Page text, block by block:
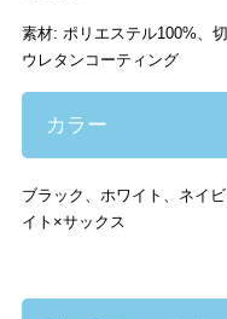
素材: ポリエステル100%、
ウレタンコーティング
カラー
ブラック、ホワイト、ネイ
イト×サックス